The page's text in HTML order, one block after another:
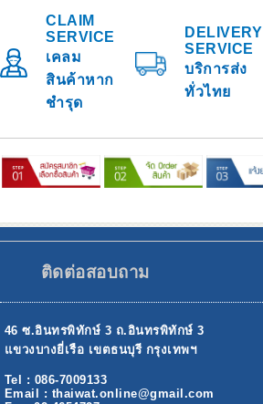
CLAIM
SERVICE
เคลม
สินค้าหาก
ชำรุด
DELIVERY
SERVICE
บริการส่ง
ทั่วไทย
ติดต่อสอบถาม
46 ซ.อินทรพิทักษ์ 3 ถ.อินทรพิทักษ์ 3
แขวงบางยี่เรือ เขตธนบุรี กรุงเทพฯ
Tel : 086-7009133
Email : thaiwat.online@gmail.com